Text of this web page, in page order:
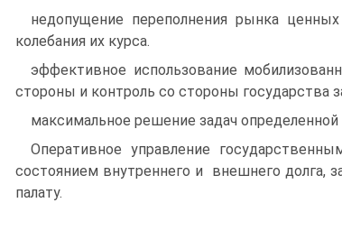
недопущение переполнения рынка
колебания их курса.
эффективное использование
стороны и контроль со стороны
максимальное решение задач
Оперативное управление
состоянием внутреннего и внешнего долга,
палату.